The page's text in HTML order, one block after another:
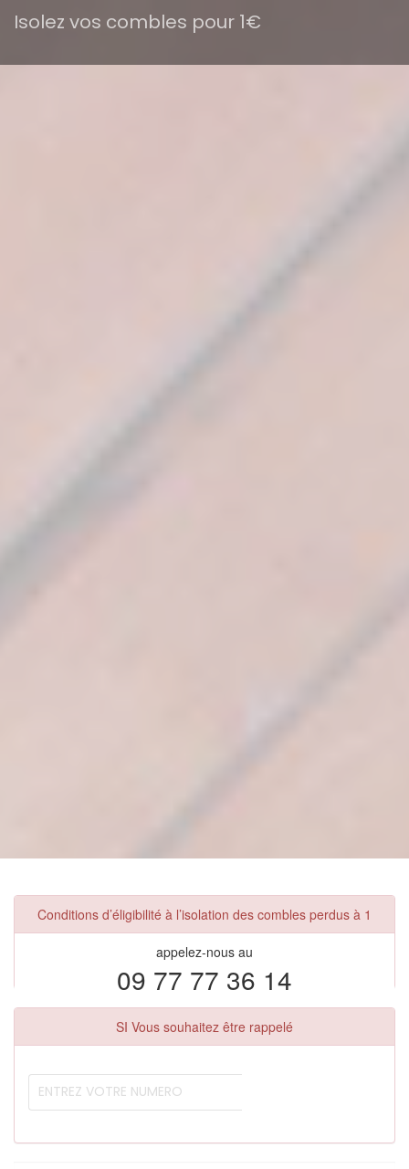
Isolez vos combles pour 1€
Conditions d’éligibilité à l’isolation des combles perdus à 1
appelez-nous au
09 77 77 36 14
SI Vous souhaitez être rappelé